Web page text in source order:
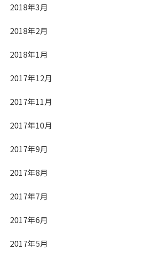
2018年3月
2018年2月
2018年1月
2017年12月
2017年11月
2017年10月
2017年9月
2017年8月
2017年7月
2017年6月
2017年5月